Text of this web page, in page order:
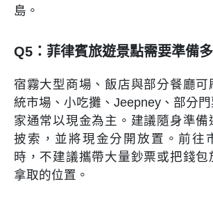
島。
Q5：菲律賓旅遊景點需要準備
宿霧大型商場、飯店與部分餐廳可
統市場、小吃攤、Jeepney、部分
家通常以現金為主。建議隨身準備
披索，並將現金分開放置。前往
時，不建議攜帶大量鈔票或把錢包
拿取的位置。